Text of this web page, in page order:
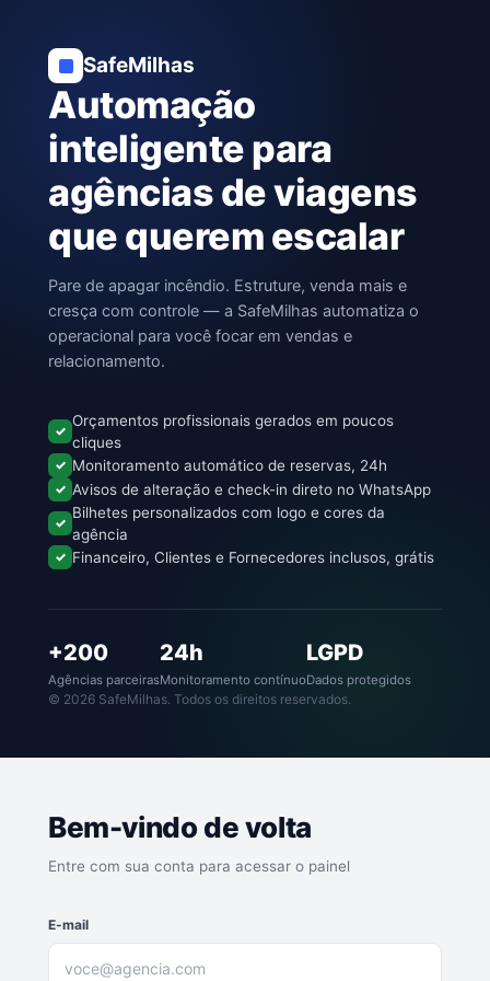
SafeMilhas
Automação
inteligente para
agências de viagens
que querem escalar
Pare de apagar incêndio. Estruture, venda mais e
cresça com controle — a SafeMilhas automatiza o
operacional para você focar em vendas e
relacionamento.
✓
Orçamentos profissionais gerados em poucos
cliques
✓ Monitoramento automático de reservas, 24h
✓ Avisos de alteração e check-in direto no WhatsApp
✓
Bilhetes personalizados com logo e cores da
agência
✓ Financeiro, Clientes e Fornecedores inclusos, grátis
+200
Agências parceiras
24h
Monitoramento contínuo
LGPD
Dados protegidos
© 2026 SafeMilhas. Todos os direitos reservados.
Bem-vindo de volta
Entre com sua conta para acessar o painel
E-mail